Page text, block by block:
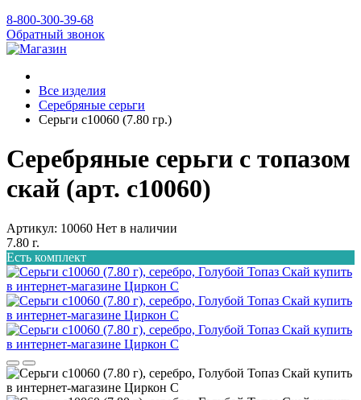
8-800-300-39-68
Обратный звонок
Все изделия
Серебряные серьги
Серьги с10060 (7.80 гр.)
Серебряные серьги с топазом
скай (арт. с10060)
Артикул: 10060 Нет в наличии
7.80 г.
Есть комплект